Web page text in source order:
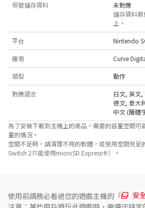
保管儲存資料
未對應
儲存資料
上。
平台 Nintendo
廠商 Curve
類型 動作
對應語言 日文, 英文,
德文, 意大
中文 (簡體
為了安裝下載到主機上的商品，需要的容量空間可
量的情況。
空間不足時，請清理不用的軟體，或使用空間充
Switch 2只能使用microSD Express卡）。
使用前請務必看過您的遊戲主機的「 安